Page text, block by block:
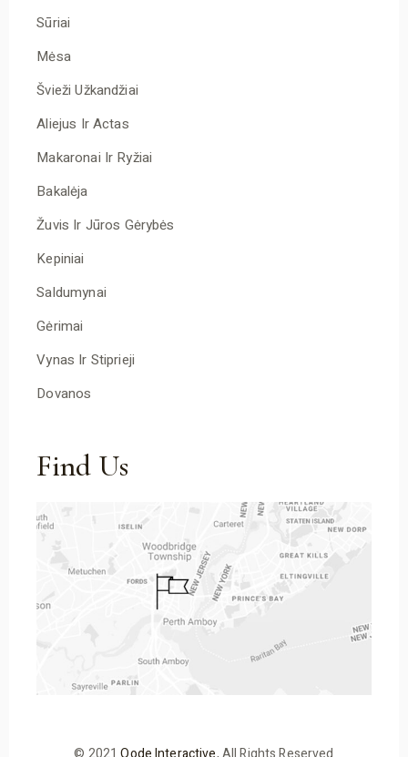
Sūriai
Mėsa
Švieži Užkandžiai
Aliejus Ir Actas
Makaronai Ir Ryžiai
Bakalėja
Žuvis Ir Jūros Gėrybės
Kepiniai
Saldumynai
Gėrimai
Vynas Ir Stiprieji
Dovanos
Find Us